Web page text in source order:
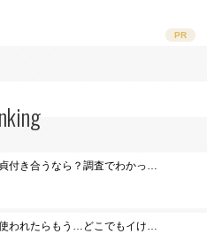
PR
付き合うなら？調査でわかっ…
使われたらもう…どこでもイけ…